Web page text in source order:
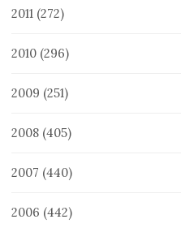
2011 (272)
2010 (296)
2009 (251)
2008 (405)
2007 (440)
2006 (442)